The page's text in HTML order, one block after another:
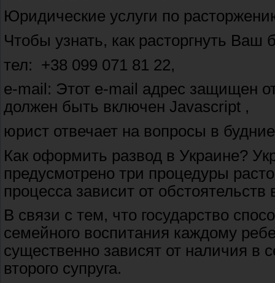
Юридические услуги по
Чтобы узнать, как расторгнуть Ваш
тел: +38 099 071 81 22,
e-mail: Этот e-mail адрес защищен
должен быть включен Javascript ,
юрист отвечает на вопросы в
Как оформить развод в Украине?
предусмотрено три процедуры
процесса зависит от
В связи с тем, что государство
семейного воспитания каждому
существенно зависят от наличия в
второго супруга.